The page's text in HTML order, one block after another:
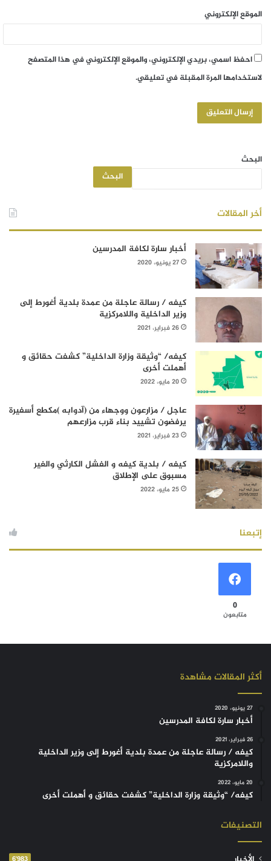
الموقع الإلكتروني
احفظ اسمي، بريدي الإلكتروني، والموقع الإلكتروني في هذا المتصفح
لاستخدامها المرة المقبلة في تعليقي.
البحث
البحث
أخر المقالات
أخبار سارة لكافة المدرسين
27 يونيو، 2020
كيفه / رسالة عاجلة من عمدة بلدية أغورط إلى
وزير الداخلية واللامركزية
26 فبراير، 2021
كيفه/ “وثيقة وزارة الداخلية” كشفت حقائق و
أهملت أخرى
20 مايو، 2022
عاجل / مزارعون ووجهاء من (آدوابه )مكطع أسفيرة
يرفضون تشييد بناء قرب مزارعهم
23 فبراير، 2021
كيفه / بلدية كيفه و الفشل الكارثي والغير
مسبوق على الإطلاق
25 مايو، 2022
إتبعنا
0
متابعون
أكثر المقالات مشاهدة
27 يونيو، 2020
أخبار سارة لكافة المدرسين
26 فبراير، 2021
كيفه / رسالة عاجلة من عمدة بلدية أغورط إلى وزير الداخلية
واللامركزية
20 مايو، 2022
كيفه/ “وثيقة وزارة الداخلية” كشفت حقائق و أهملت أخرى
التصنيفات